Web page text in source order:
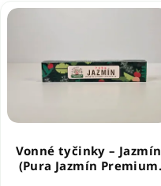
Vonné tyčinky – Jazmín
(Pura Jazmín Premium